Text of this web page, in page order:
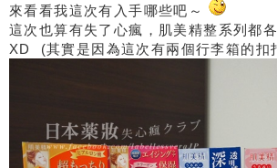
來看看我這次有入手哪些吧～
這次也算有失了心瘋，肌美精整系列都
XD (其實是因為這次有兩個行李箱的扣